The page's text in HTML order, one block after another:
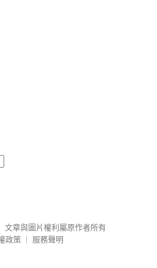
文章與圖片權利屬原作者所有
政策
服務聲明